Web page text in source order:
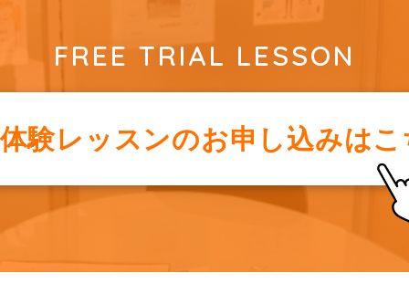
FREE TRIAL LESSON
験レッスンのお申し込みは